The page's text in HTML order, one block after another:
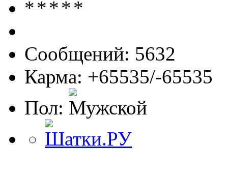
Сообщений: 5632
Карма: +65535/-65535
Пол: